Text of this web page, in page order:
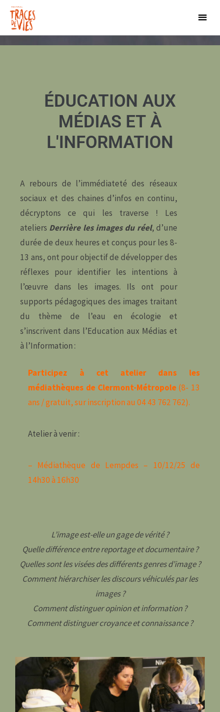
ÉDUCATION AUX
MÉDIAS ET À
L'INFORMATION
A rebours de l’immédiateté des réseaux
sociaux et des chaines d’infos en continu,
décryptons ce qui les traverse ! Les
ateliers Derrière les images du réel, d’une
durée de deux heures et conçus pour les 8-
13 ans, ont pour objectif de développer des
réflexes pour identifier les intentions à
l’œuvre dans les images. Ils ont pour
supports pédagogiques des images traitant
du thème de l’eau en écologie et
s’inscrivent dans l’Education aux Médias et
à l’Information :
Participez à cet atelier dans les
médiathèques de Clermont-Métropole(8- 13
ans / gratuit, sur inscription au 04 43 762 762).
Atelier à venir :
– Médiathèque de Lempdes – 10/12/25 de
14h30 à 16h30
L’image est-elle un gage de vérité ?
Quelle différence entre reportage et documentaire ?
Quelles sont les visées des différents genres d’image ?
Comment hiérarchiser les discours véhiculés par les
images ?
Comment distinguer opinion et information ?
Comment distinguer croyance et connaissance ?